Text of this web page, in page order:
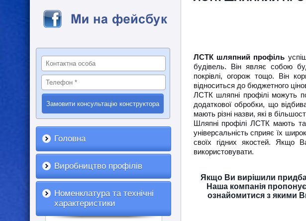
Головна
Виробництво профілів
Номенклатура та технічні
характеристики
ЛСТК шляпний профіль
будівель. Він являє собою
покрівлі, огорож тощо. Він
відноситься до бюджетного
ЛСТК шляпні профілі можуть
додаткової обробки, що
мають різні назви, які в
Шляпні профілі ЛСТК мають
універсальність сприяє їх
своїх гідних якостей. Якщо
використовувати.
Якщо Ви вирішили
Наша компанія
ознайомитися з якими